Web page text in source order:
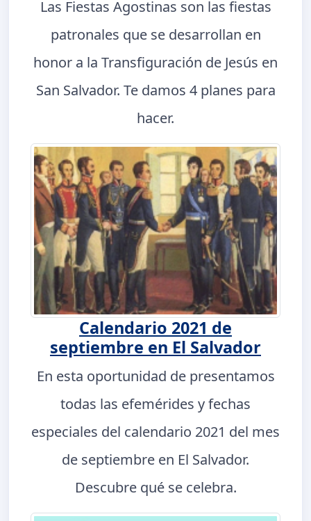
Las Fiestas Agostinas son las fiestas
patronales que se desarrollan en
honor a la Transfiguración de Jesús en
San Salvador. Te damos 4 planes para
hacer.
Calendario 2021 de
septiembre en El Salvador
En esta oportunidad de presentamos
todas las efemérides y fechas
especiales del calendario 2021 del mes
de septiembre en El Salvador.
Descubre qué se celebra.